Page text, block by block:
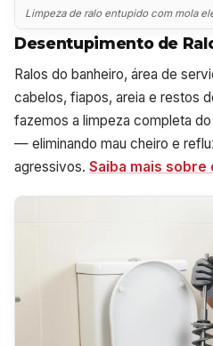
Limpeza de ralo entupido com mola
Desentupimento de
Ralos do banheiro, área de
cabelos, fiapos, areia e restos
fazemos a limpeza completa
— eliminando mau cheiro e
agressivos. Saiba mais